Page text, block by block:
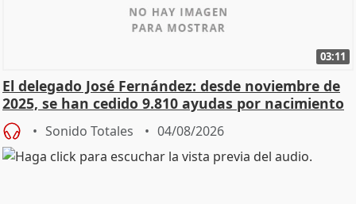
03:11
El delegado José Fernández: desde noviembre de
2025, se han cedido 9.810 ayudas por nacimiento
Sonido Totales 04/08/2026